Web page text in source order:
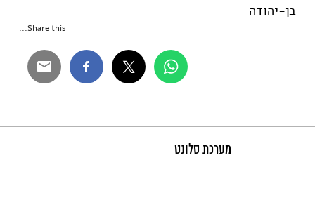
בן-יהודה
Share this...
מערכת סלונט